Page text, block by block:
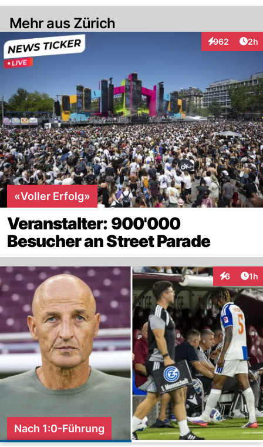
Mehr aus Zürich
962
Interaktionen
2h
«Voller Erfolg»
Veranstalter: 900'000
Besucher an Street Parade
6 1h
Nach 1:0-Führung